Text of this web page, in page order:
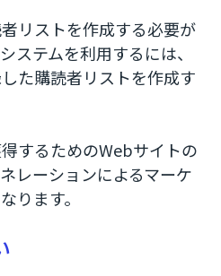
リストを作成する必要が
ステムを利用するには、
た購読者リストを作成す
するためのWebサイトの
レーションによるマーケ
ります。